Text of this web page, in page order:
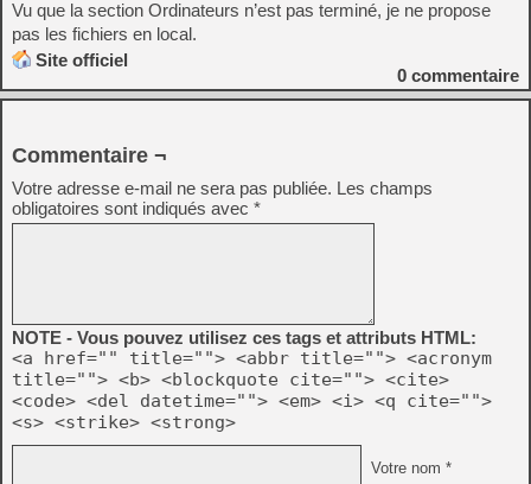
Vu que la section Ordinateurs n’est pas terminé, je ne propose
pas les fichiers en local.
Site officiel
0 commentaire
Commentaire ¬
Votre adresse e-mail ne sera pas publiée. Les champs
obligatoires sont indiqués avec *
NOTE - Vous pouvez utilisez ces tags et attributs HTML:
<a href="" title=""> <abbr title=""> <acronym
title=""> <b> <blockquote cite=""> <cite>
<code> <del datetime=""> <em> <i> <q cite="">
<s> <strike> <strong>
Votre nom *